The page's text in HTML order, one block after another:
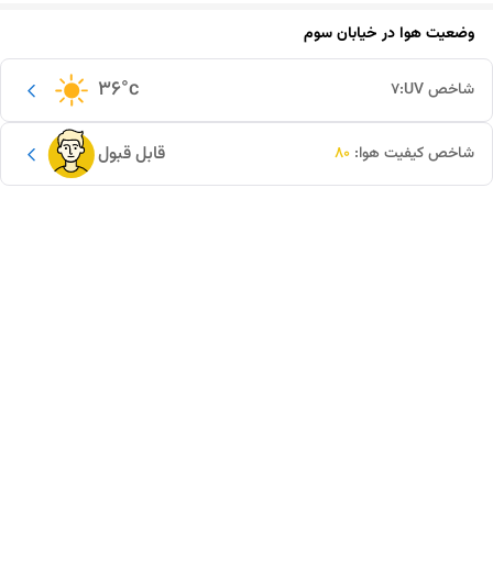
وضعیت هوا درخیابان سوم
36°c شاخص UV: 7
قابل قبول شاخص کیفیت هوا: 80